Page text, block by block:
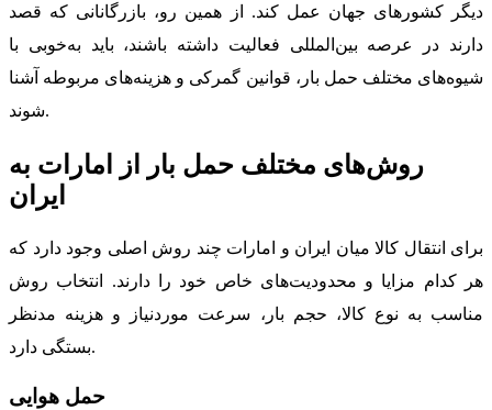
دیگر کشورهای جهان عمل کند. از همین رو، بازرگانانی که قصد
دارند در عرصه بین‌المللی فعالیت داشته باشند، باید به‌خوبی با
شیوه‌های مختلف حمل بار، قوانین گمرکی و هزینه‌های مربوطه آشنا
شوند.
روش‌های مختلف حمل بار از امارات به
ایران
برای انتقال کالا میان ایران و امارات چند روش اصلی وجود دارد که
هر کدام مزایا و محدودیت‌های خاص خود را دارند. انتخاب روش
مناسب به نوع کالا، حجم بار، سرعت موردنیاز و هزینه مدنظر
بستگی دارد.
حمل هوایی